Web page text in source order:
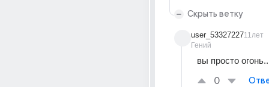
Скрыть ветку
user_53327227
Гений
11лет
вы просто
0